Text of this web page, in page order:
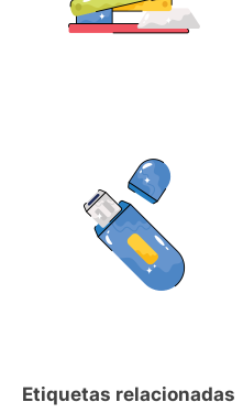
Etiquetas relacionadas